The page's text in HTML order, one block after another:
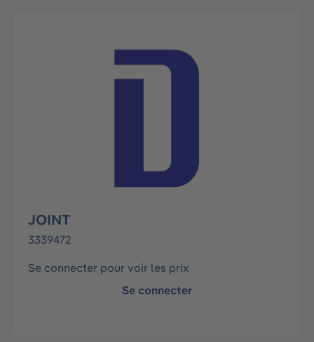
Ignorer la galerie d'images
JOINT
3339472
Se connecter pour voir les prix
Se connecter